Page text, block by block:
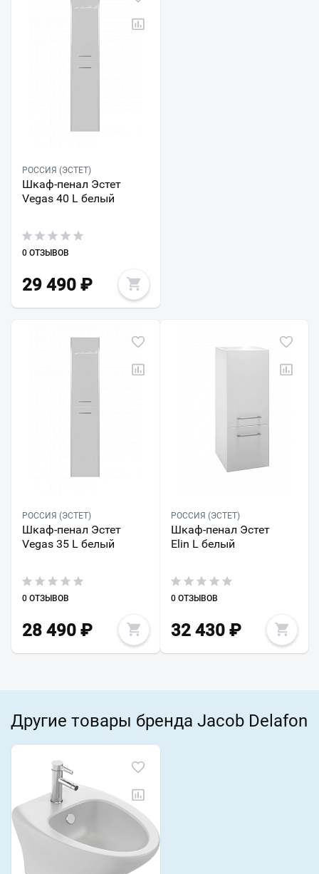
РОССИЯ (ЭСТЕТ)
Шкаф-пенал Эстет
Vegas 40 L белый
0 ОТЗЫВОВ
29 490 ₽
РОССИЯ (ЭСТЕТ)
Шкаф-пенал Эстет
Vegas 35 L белый
0 ОТЗЫВОВ
28 490 ₽
РОССИЯ (ЭСТЕТ)
Шкаф-пенал Эстет
Elin L белый
0 ОТЗЫВОВ
32 430₽
Другие товары бренда Jacob Delafon